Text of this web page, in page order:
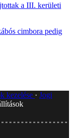
a III. kerületi
cimbora pedig
kezelése
Jogi